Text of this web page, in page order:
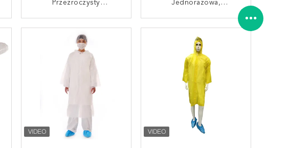
Przezroczysty
Fabryce Lub Warsztatach
SKONTAKTUJ SIĘ TERAZ
Jednorazowa,
SKONTAKTUJ SIĘ TERAZ